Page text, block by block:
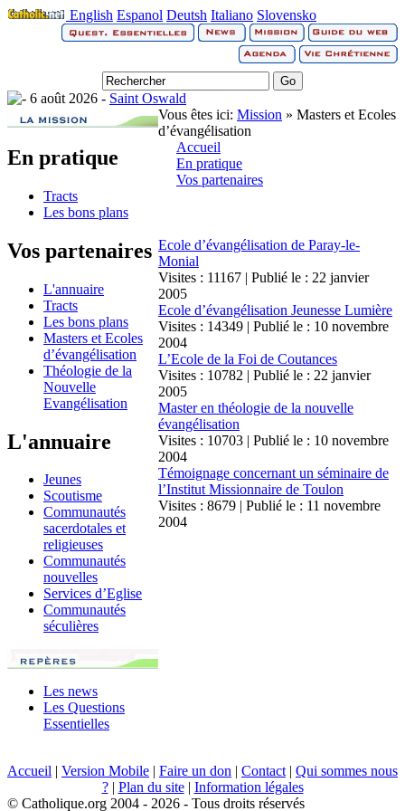
English Espanol Deutsh Italiano Slovensko
6 août 2026 - Saint Oswald
En pratique
Tracts
Les bons plans
Vos partenaires
L'annuaire
Tracts
Les bons plans
Masters et Ecoles
d’évangélisation
Théologie de la
Nouvelle
Evangélisation
L'annuaire
Jeunes
Scoutisme
Communautés
sacerdotales et
religieuses
Communautés
nouvelles
Services d’Eglise
Communautés
séculières
Les news
Les Questions
Essentielles
Vous êtes ici: Mission » Masters et Ecoles
d’évangélisation
Accueil
En pratique
Vos partenaires
Ecole d’évangélisation de Paray-le-
Monial
Visites : 11167 | Publié le : 22 janvier
2005
Ecole d’évangélisation Jeunesse Lumière
Visites : 14349 | Publié le : 10 novembre
2004
L’Ecole de la Foi de Coutances
Visites : 10782 | Publié le : 22 janvier
2005
Master en théologie de la nouvelle
évangélisation
Visites : 10703 | Publié le : 10 novembre
2004
Témoignage concernant un séminaire de
l’Institut Missionnaire de Toulon
Visites : 8679 | Publié le : 11 novembre
2004
Accueil | Version Mobile | Faire un don | Contact | Qui sommes nous
?| Plan du site| Information légales
© Catholique.org 2004 - 2026 - Tous droits réservés